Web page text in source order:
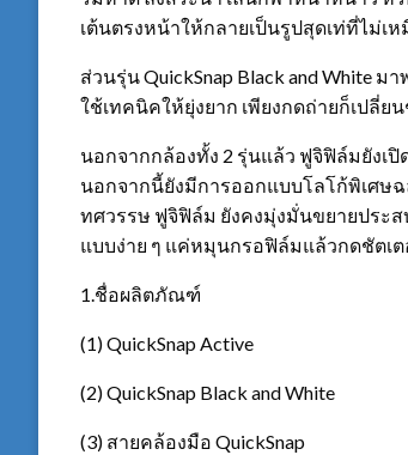
เต้นตรงหน้าให้กลายเป็นรูปสุดเท่ที่ไม่เ
ส่วนรุ่น QuickSnap Black and White
ใช้เทคนิคให้ยุ่งยาก เพียงกดถ่ายก็เปลี่ย
นอกจากกล้องทั้ง 2 รุ่นแล้ว ฟูจิฟิล์มยังเ
นอกจากนี้ยังมีการออกแบบโลโก้พิเศษฉ
ทศวรรษ ฟูจิฟิล์ม ยังคงมุ่งมั่นขยายประ
แบบง่าย ๆ แค่หมุนกรอฟิล์มแล้วกดชัตเ
1.ชื่อผลิตภัณฑ์
(1) QuickSnap Active
(2) QuickSnap Black and White
(3) สายคล้องมือ QuickSnap